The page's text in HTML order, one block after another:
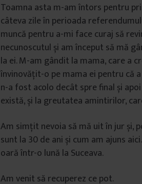
Toamna asta m-am întors pentru
câteva zile în perioada
muncă pentru a-mi face curaj să
necunoscutul și am început să mă
la ei. M-am gândit la mama, care a
învinovățit-o pe mama ei pentru că
n-a fost acolo decât spre final și
există, și la greutatea amintirilor,
Am simțit nevoia să mă uit în jur și,
sunt la 30 de ani și cum am ajuns
oară într-o lună la Suceava.
Am venit să recuperez ce pot.